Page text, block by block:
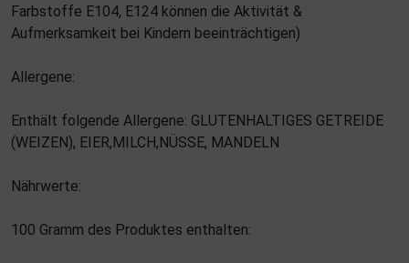
Farbstoffe E104, E124 können die Aktivität &
Aufmerksamkeit bei Kindern beeinträchtigen)
Allergene:
Enthält folgende Allergene: GLUTENHALTIGES GETREIDE
(WEIZEN), EIER,MILCH,NÜSSE, MANDELN
Nährwerte:
100 Gramm des Produktes enthalten: